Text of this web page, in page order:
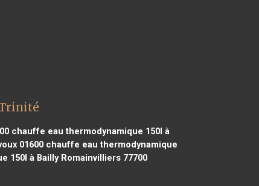
chauffe eau thermodynamique 150l à
01600 chauffe eau thermodynamique
à Bailly Romainvilliers 77700